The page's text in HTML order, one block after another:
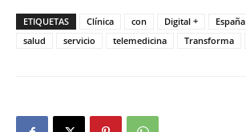
ETIQUETAS Clínica con Digital + España
salud
servicio telemedicina Transforma